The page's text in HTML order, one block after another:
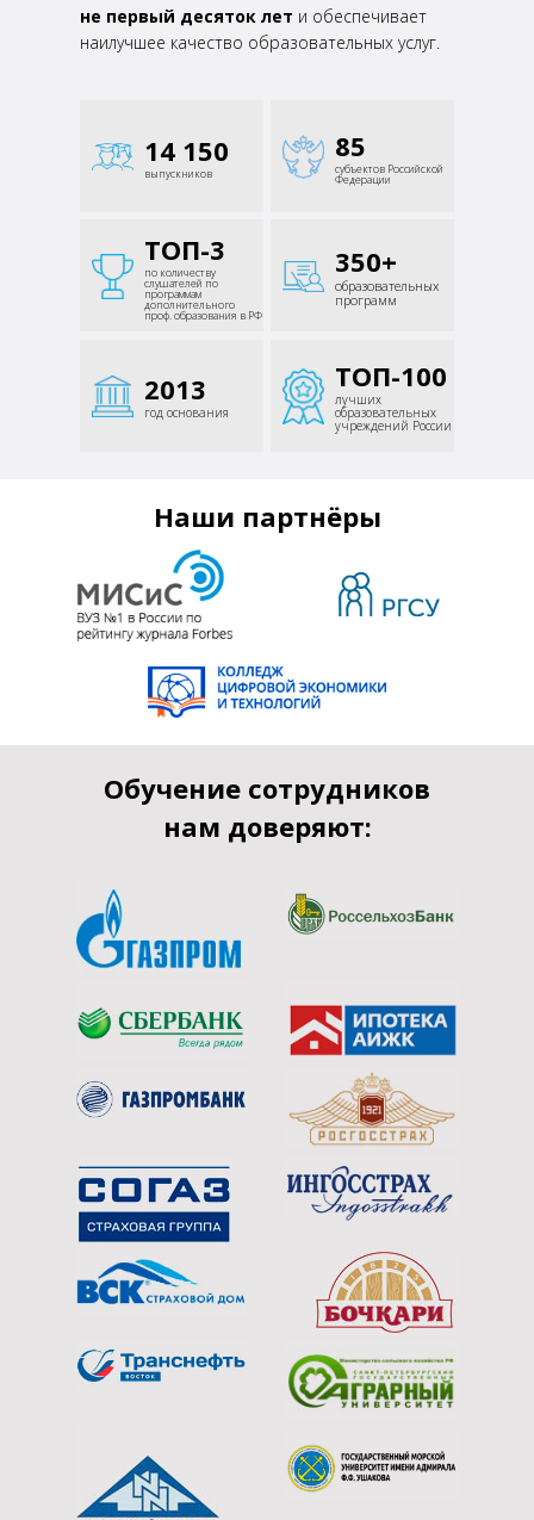
не первый десяток лет и обеспечивает
наилучшее качество образовательныхуслуг.
14 150
выпускников
85
субъектов Российской
Федерации
ТОП-3
по количеству
слушателей по
программам
дополнительного
проф.образования в РФ
350+
образовательных
программ
2013
год основания
ТОП-100
лучших
образовательных
учреждений России
Наши партнёры
Обучение сотрудников
нам доверяют: